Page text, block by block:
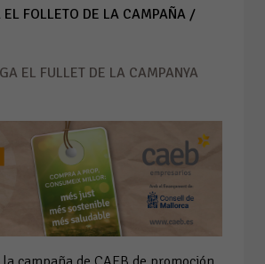
EL FOLLETO DE LA CAMPAÑA /
EL FULLET DE LA CAMPANYA